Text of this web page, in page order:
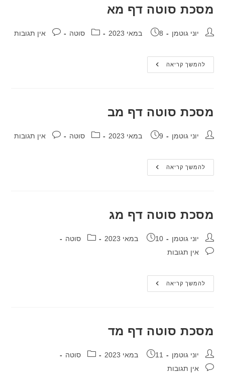
מסכת סוטה דף מא
מחבר:יוני גוטמן פורסם:
8 במאי 2023 קטגוריה:
סוטה תגובות:אין תגובות
להמשך קריאהמסכת
סוטה
מסכת סוטה דף מב
מחבר:יוני גוטמן פורסם:
9 במאי 2023 קטגוריה:
סוטה תגובות:אין תגובות
להמשך קריאהמסכת
סוטה
מסכת סוטה דף מג
מחבר:יוני גוטמן פורסם:
10 במאי 2023 קטגוריה:
סוטה
תגובות:אין תגובות
להמשך קריאהמסכת
סוטה
מסכת סוטה דף מד
מחבר:יוני גוטמן פורסם:
11 במאי 2023 קטגוריה:
סוטה
תגובות:אין תגובות